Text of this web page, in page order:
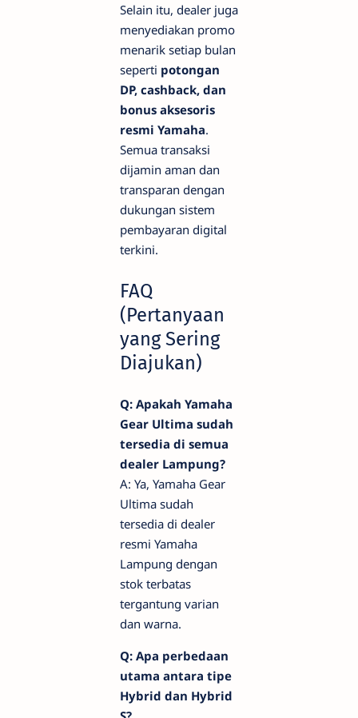
Selain itu, dealer juga
menyediakan promo
menarik setiap bulan
seperti potongan
DP, cashback, dan
bonus aksesoris
resmi Yamaha.
Semua transaksi
dijamin aman dan
transparan dengan
dukungan sistem
pembayaran digital
terkini.
FAQ
(Pertanyaan
yang Sering
Diajukan)
Q: Apakah Yamaha
Gear Ultima sudah
tersedia di semua
dealer Lampung?
A: Ya, Yamaha Gear
Ultima sudah
tersedia di dealer
resmi Yamaha
Lampung dengan
stok terbatas
tergantung varian
dan warna.
Q: Apa perbedaan
utama antara tipe
Hybrid dan Hybrid